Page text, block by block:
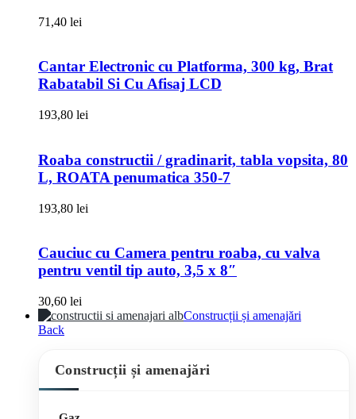
71,40 lei
Cantar Electronic cu Platforma, 300 kg, Brat
Rabatabil Si Cu Afisaj LCD
193,80 lei
Roaba constructii / gradinarit, tabla vopsita, 80
L, ROATA penumatica 350-7
193,80 lei
Cauciuc cu Camera pentru roaba, cu valva
pentru ventil tip auto, 3,5 x 8″
30,60 lei
Construcții și amenajări
Back
Construcții și amenajări